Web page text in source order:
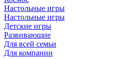
Настольные игры
Настольные игры
Детские игры
Развивающие
Для всей семьи
Для компании